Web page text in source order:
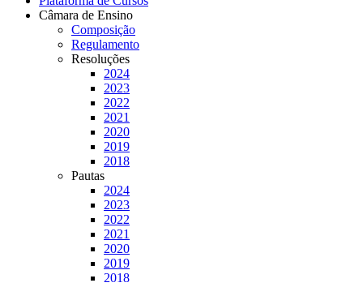
Câmara de Ensino
Composição
Regulamento
Resoluções
2024
2023
2022
2021
2020
2019
2018
Pautas
2024
2023
2022
2021
2020
2019
2018